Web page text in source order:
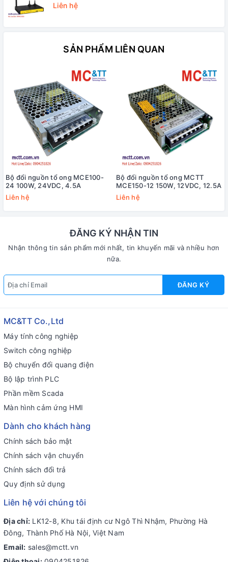
Liên hệ
SẢN PHẨM LIÊN QUAN
Bộ đổi nguồn tổ ong MCE100-
24 100W, 24VDC, 4.5A
Liên hệ
Bộ đổi nguồn tổ ong MCTT
MCE150-12 150W, 12VDC, 12.5A
Liên hệ
ĐĂNG KÝ NHẬN TIN
Nhận thông tin sản phẩm mới nhất, tin khuyến mãi và nhiều hơn
nữa.
ĐĂNG KÝ
MC&TT Co.,Ltd
Máy tính công nghiệp
Switch công nghiệp
Bộ chuyển đổi quang điện
Bộ lập trình PLC
Phần mềm Scada
Màn hình cảm ứng HMI
Dành cho khách hàng
Chính sách bảo mật
Chính sách vận chuyển
Chính sách đổi trả
Quy định sử dụng
Liên hệ với chúng tôi
Địa chỉ: LK12-8, Khu tái định cư Ngô Thì Nhậm, Phường Hà
Đông, Thành Phố Hà Nội, Việt Nam
Email: sales@mctt.vn